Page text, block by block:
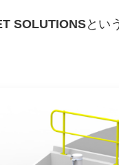
SOLUTIONSとい